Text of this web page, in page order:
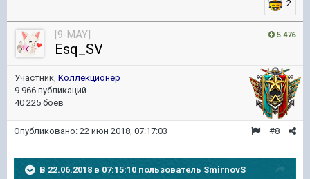
2
5 476
[9-MAY]
Esq_SV
Участник, Коллекционер
9 966 публикаций
40 225 боёв
#8
Опубликовано: 22 июн 2018, 07:17:03
В 22.06.2018 в 07:15:10 пользователь SmirnovS